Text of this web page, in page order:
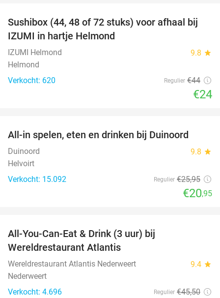
45%
Sushibox (44, 48 of 72 stuks) voor afhaal bij
IZUMI in hartje Helmond
IZUMI Helmond 9.8 star
Helmond
Verkocht: 620
Regulier €44
€24
All-in spelen, eten en drinken bij Duinoord
Duinoord 9.8 star
Helvoirt
Verkocht: 15.092
Regulier €25,95
€20,95
All-You-Can-Eat & Drink (3 uur) bij
Wereldrestaurant Atlantis
Wereldrestaurant Atlantis Nederweert 9.4 star
Nederweert
Verkocht: 4.696
Regulier €45,50